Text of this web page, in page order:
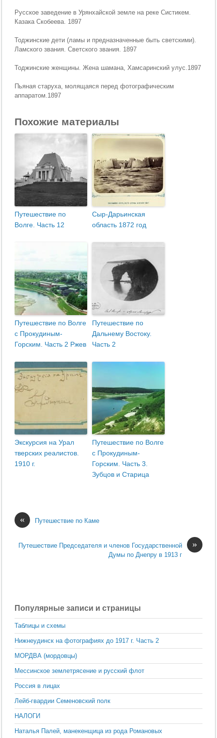
Русское заведение в Урянхайской земле на реке Систикем.
Казака Скобеева. 1897
Тоджинские дети (ламы и предназначенные быть светскими).
Ламского звания. Светского звания. 1897
Тоджинские женщины. Жена шамана, Хамсаринский улус.1897
Пьяная старуха, молящаяся перед фотографическим
аппаратом.1897
Похожие материалы
Путешествие по
Волге. Часть 12
Сыр-Дарьинская
область 1872 год
Путешествие по Волге
с Прокудиным-
Горским. Часть 2 Ржев
Путешествие по
Дальнему Востоку.
Часть 2
Экскурсия на Урал
тверских реалистов.
1910 г.
Путешествие по Волге
с Прокудиным-
Горским. Часть 3.
Зубцов и Старица
« Путешествие по Каме
»
Путешествие Председателя и членов Государственной
Думы по Днепру в 1913 г
Популярные записи и страницы
Таблицы и схемы
Нижнеудинск на фотографиях до 1917 г. Часть 2
МОРДВА (мордовцы)
Мессинское землетрясение и русский флот
Россия в лицах
Лейб-гвардии Семеновский полк
НАЛОГИ
Наталья Палей, манекенщица из рода Романовых